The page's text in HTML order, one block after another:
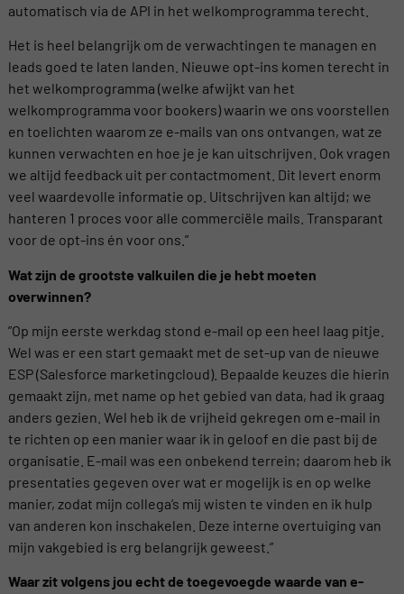
automatisch via de API in het welkomprogramma terecht.
Het is heel belangrijk om de verwachtingen te managen en
leads goed te laten landen. Nieuwe opt-ins komen terecht in
het welkomprogramma (welke afwijkt van het
welkomprogramma voor bookers) waarin we ons voorstellen
en toelichten waarom ze e-mails van ons ontvangen, wat ze
kunnen verwachten en hoe je je kan uitschrijven. Ook vragen
we altijd feedback uit per contactmoment. Dit levert enorm
veel waardevolle informatie op. Uitschrijven kan altijd; we
hanteren 1 proces voor alle commerciële mails. Transparant
voor de opt-ins én voor ons.”
Wat zijn de grootste valkuilen die je hebt moeten
overwinnen?
”Op mijn eerste werkdag stond e-mail op een heel laag pitje.
Wel was er een start gemaakt met de set-up van de nieuwe
ESP (Salesforce marketingcloud). Bepaalde keuzes die hierin
gemaakt zijn, met name op het gebied van data, had ik graag
anders gezien. Wel heb ik de vrijheid gekregen om e-mail in
te richten op een manier waar ik in geloof en die past bij de
organisatie. E-mail was een onbekend terrein; daarom heb ik
presentaties gegeven over wat er mogelijk is en op welke
manier, zodat mijn collega’s mij wisten te vinden en ik hulp
van anderen kon inschakelen. Deze interne overtuiging van
mijn vakgebied is erg belangrijk geweest.”
Waar zit volgens jou echt de toegevoegde waarde van e-